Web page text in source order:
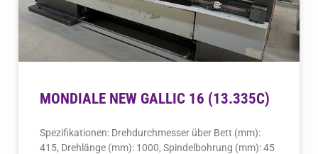
MONDIALE NEW GALLIC 16 (13.335C)
Spezifikationen: Drehdurchmesser über Bett (mm):
415, Drehlänge (mm): 1000, Spindelbohrung (mm): 45